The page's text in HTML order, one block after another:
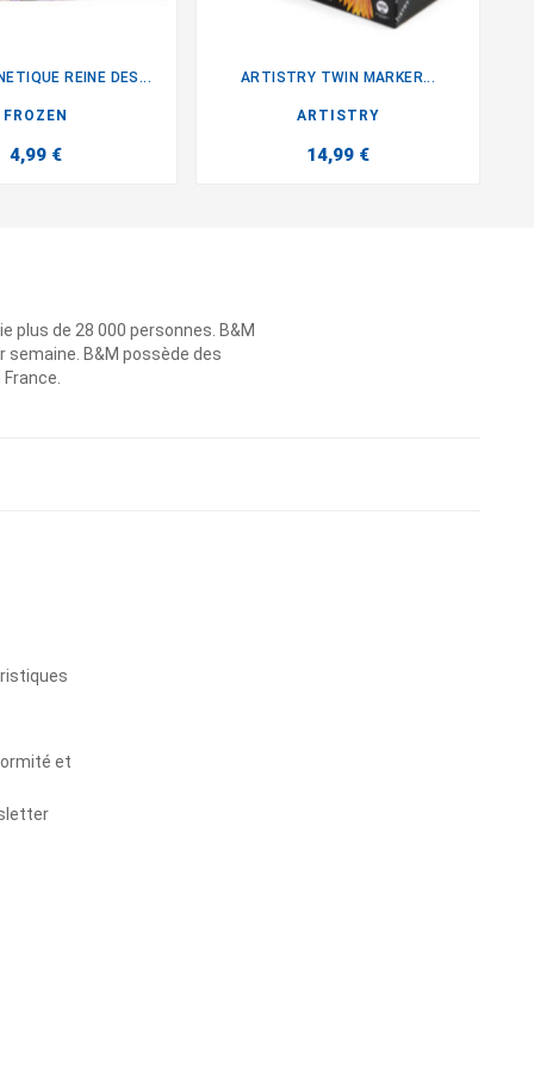
REINE DES...
FROZEN
4,99 €
ARTISTRY TWIN MARKER...
ARTISTRY
14,99 €
plus de 28 000 personnes. B&M
B&M possède des
et